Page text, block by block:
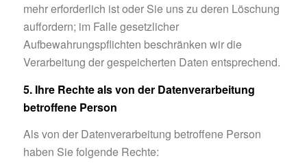
mehr erforderlich ist oder Sie uns zu deren Löschung
auffordern; im Falle gesetzlicher
Aufbewahrungspflichten beschränken wir die
Verarbeitung der gespeicherten Daten entsprechend.
5. Ihre Rechte als von der Datenverarbeitung
betroffene Person
Als von der Datenverarbeitung betroffene Person
haben Sie folgende Rechte: